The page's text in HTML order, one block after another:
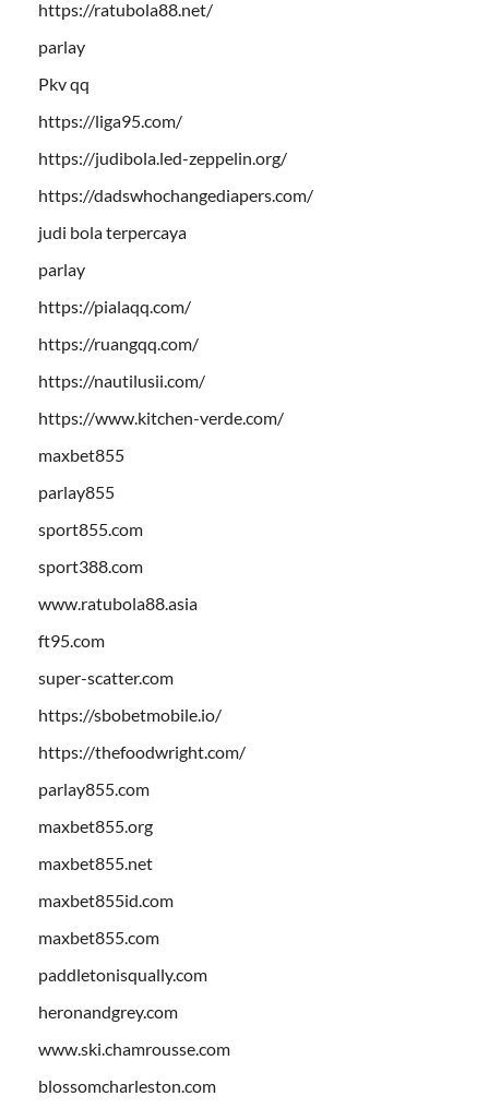
https://ratubola88.net/
parlay
Pkv qq
https://liga95.com/
https://judibola.led-zeppelin.org/
https://dadswhochangediapers.com/
judi bola terpercaya
parlay
https://pialaqq.com/
https://ruangqq.com/
https://nautilusii.com/
https://www.kitchen-verde.com/
maxbet855
parlay855
sport855.com
sport388.com
www.ratubola88.asia
ft95.com
super-scatter.com
https://sbobetmobile.io/
https://thefoodwright.com/
parlay855.com
maxbet855.org
maxbet855.net
maxbet855id.com
maxbet855.com
paddletonisqually.com
heronandgrey.com
www.ski.chamrousse.com
blossomcharleston.com